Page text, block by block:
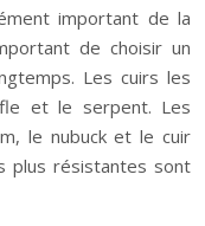
important de la
de choisir un
Les cuirs les
et le serpent. Les
le nubuck et le cuir
plus résistantes sont